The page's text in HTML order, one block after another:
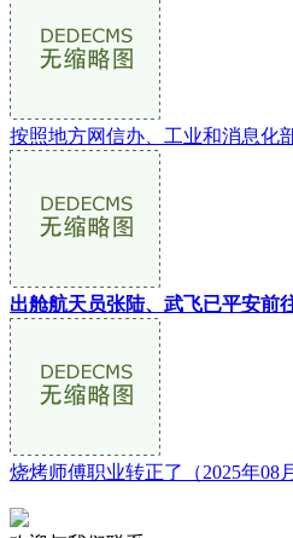
按照地方网信办、工业和消息化
出舱航天员张陆、武飞已平安前
烧烤师傅职业转正了（2025年08